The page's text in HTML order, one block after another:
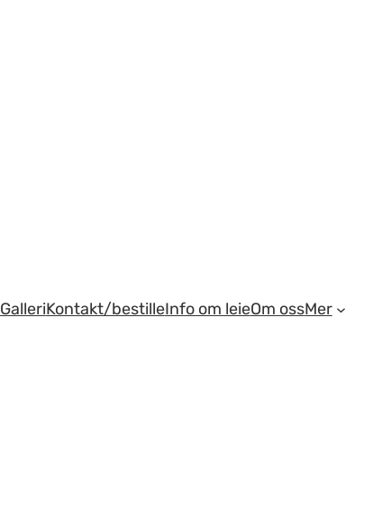
GalleriKontakt/bestilleInfo om leieOm ossMer